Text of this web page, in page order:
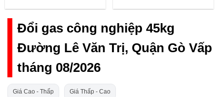
Đổi gas công nghiệp 45kg
Đường Lê Văn Trị, Quận Gò Vấp
tháng 08/2026
Giá Cao - Thấp Giá Thấp - Cao